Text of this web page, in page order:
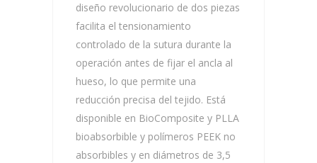
diseño revolucionario de dos piezas
facilita el tensionamiento
controlado de la sutura durante la
operación antes de fijar el ancla al
hueso, lo que permite una
reducción precisa del tejido. Está
disponible en BioComposite y PLLA
bioabsorbible y polímeros PEEK no
absorbibles y en diámetros de 3,5